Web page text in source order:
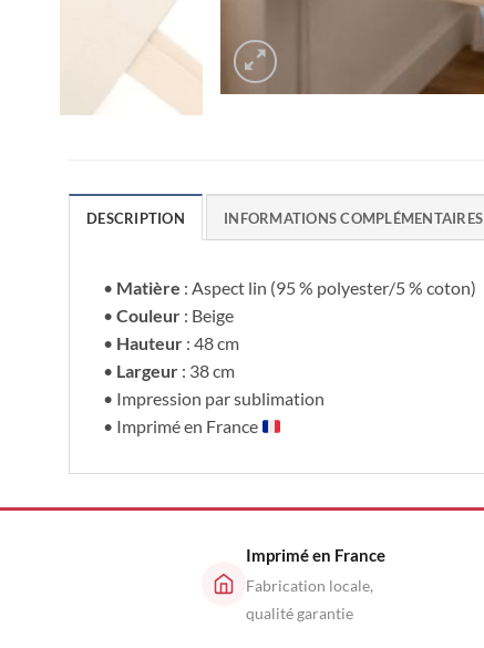
DESCRIPTION INFORMATIONS COMPLÉMENTAIRES
• Matière : Aspect lin (95 % polyester/5 % coton)
• Couleur : Beige
• Hauteur : 48 cm
• Largeur : 38 cm
• Impression par sublimation
• Imprimé en France
Imprimé en France
Fabrication locale,
qualité garantie